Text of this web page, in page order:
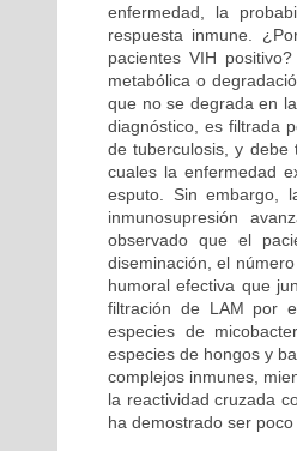
enfermedad, la
respuesta inmune.
pacientes VIH
metabólica o
que no se degrada en
diagnóstico, es filtrada
de tuberculosis, y debe
cuales la enfermedad
esputo. Sin embargo,
inmunosupresión
observado que el
diseminación, el
humoral efectiva que
filtración de LAM por
especies de
especies de hongos y
complejos inmunes,
la reactividad cruzada
ha demostrado ser